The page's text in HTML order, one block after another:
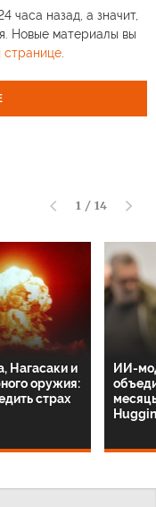
часа назад, а значит,
Новые материалы вы
странице.
1 / 14
Нагасаки и
оружия:
страх
ИИ-